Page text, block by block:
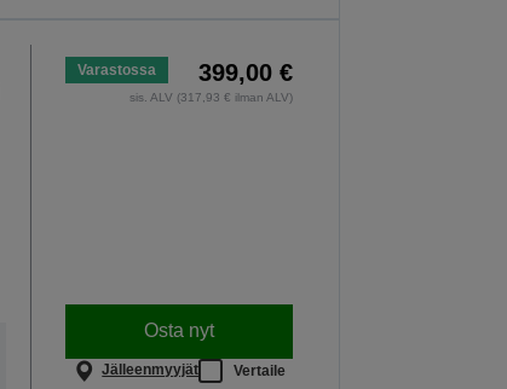
Varastossa 399,00 €
sis. ALV (317,93 € ilman ALV)
Osta nyt
Jälleenmyyjät Vertaile